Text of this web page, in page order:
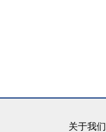
关于我们